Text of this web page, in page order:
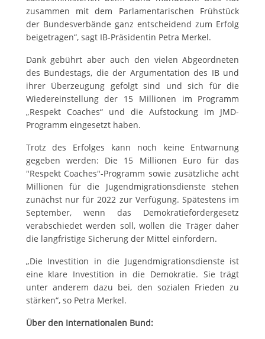
zusammen mit dem Parlamentarischen Frühstück
der Bundesverbände ganz entscheidend zum Erfolg
beigetragen“, sagt IB-Präsidentin Petra Merkel.
Dank gebührt aber auch den vielen Abgeordneten
des Bundestags, die der Argumentation des IB und
ihrer Überzeugung gefolgt sind und sich für die
Wiedereinstellung der 15 Millionen im Programm
„Respekt Coaches“ und die Aufstockung im JMD-
Programm eingesetzt haben.
Trotz des Erfolges kann noch keine Entwarnung
gegeben werden: Die 15 Millionen Euro für das
"Respekt Coaches"-Programm sowie zusätzliche acht
Millionen für die Jugendmigrationsdienste stehen
zunächst nur für 2022 zur Verfügung. Spätestens im
September, wenn das Demokratiefördergesetz
verabschiedet werden soll, wollen die Träger daher
die langfristige Sicherung der Mittel einfordern.
„Die Investition in die Jugendmigrationsdienste ist
eine klare Investition in die Demokratie. Sie trägt
unter anderem dazu bei, den sozialen Frieden zu
stärken“, so Petra Merkel.
Über den Internationalen Bund: